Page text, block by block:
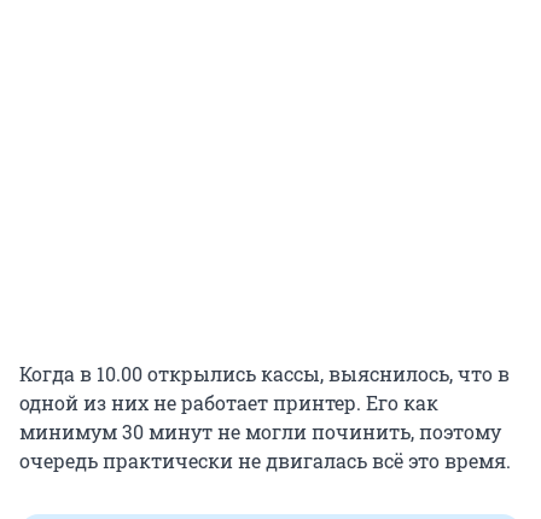
Когда в 10.00 открылись кассы, выяснилось, что в
одной из них не работает принтер. Его как
минимум 30 минут не могли починить, поэтому
очередь практически не двигалась всё это время.